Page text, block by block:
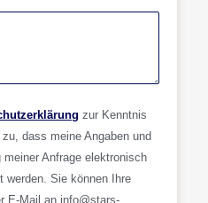
zur Kenntnis
dass meine Angaben und
meiner Anfrage elektronisch
werden. Sie können Ihre